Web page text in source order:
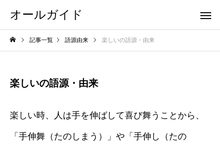
オールガイド
記事一覧 語源由来 楽しいの語源・由来
楽しいの語源・由来
楽しい時、人は手を伸ばして喜び舞うことから、
「手伸舞（たのしまう）」や「手伸し（たの